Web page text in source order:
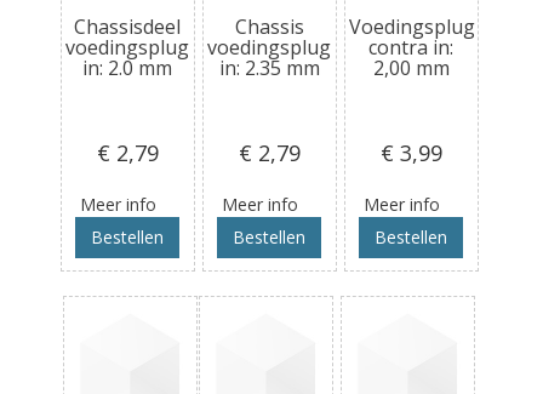
Chassisdeel
voedingsplug
in: 2.0 mm
€ 2,79
Meer info
Bestellen
Chassis
voedingsplug
in: 2.35 mm
€ 2,79
Meer info
Bestellen
Voedingsplug
contra in:
2,00 mm
€ 3,99
Meer info
Bestellen